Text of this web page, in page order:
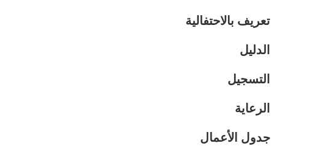
تعريف بالاحتفالية
الدليل
التسجيل
الرعاية
جدول الأعمال